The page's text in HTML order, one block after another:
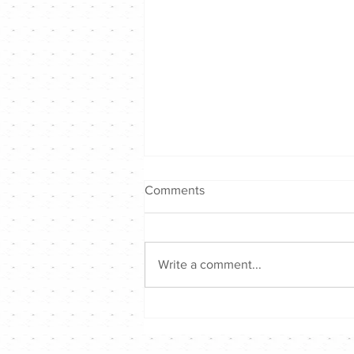
Comments
Write a comment...